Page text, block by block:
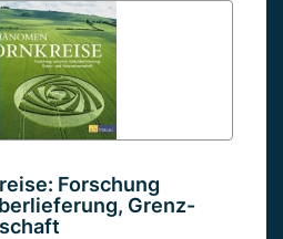
Forschung
Grenz-